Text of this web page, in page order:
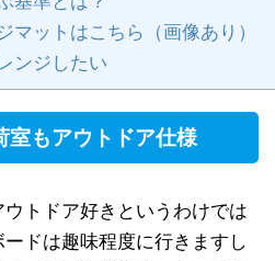
マットはこちら（画像あり）
ンジしたい
室もアウトドア仕様
トドア好きというわけでは
ドは趣味程度に行きますし